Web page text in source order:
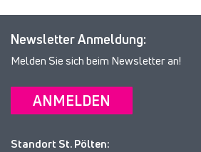
Newsletter Anmeldung:
Melden Sie sich beim Newsletter an!
ANMELDEN
Standort St. Pölten: